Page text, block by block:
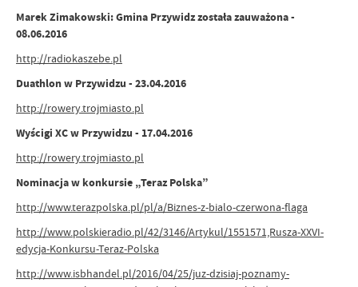
Marek Zimakowski: Gmina Przywidz została zauważona -
08.06.2016
http://radiokaszebe.pl
Duathlon w Przywidzu - 23.04.2016
http://rowery.trojmiasto.pl
Wyścigi XC w Przywidzu - 17.04.2016
http://rowery.trojmiasto.pl
Nominacja w konkursie „Teraz Polska”
http://www.terazpolska.pl/pl/a/Biznes-z-bialo-czerwona-flaga
http://www.polskieradio.pl/42/3146/Artykul/1551571,Rusza-XXVI-
edycja-Konkursu-Teraz-Polska
http://www.isbhandel.pl/2016/04/25/juz-dzisiaj-poznamy-